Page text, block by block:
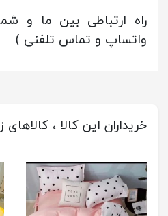
راه ارتباطی بین ما و
واتساپ و تماس تلفنی )
خریداران این کالا ،